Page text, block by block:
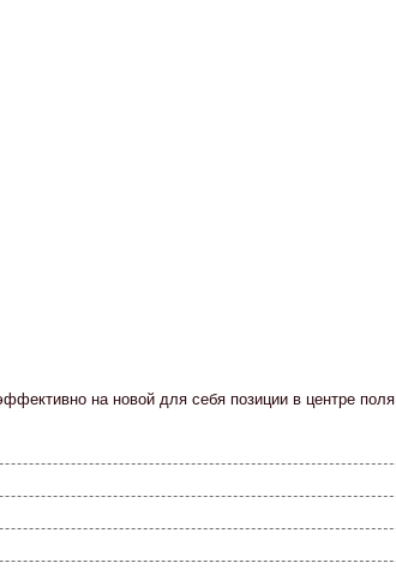
на новой для себя позиции в центре поля